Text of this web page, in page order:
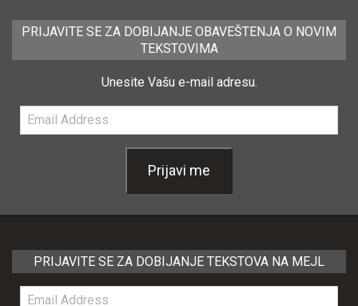
PRIJAVITE SE ZA DOBIJANJE OBAVEŠTENJA O NOVIM
TEKSTOVIMA
Unesite Vašu e-mail adresu.
Email
Address
Prijavi me
PRIJAVITE SE ZA DOBIJANJE TEKSTOVA NA MEJL
Email